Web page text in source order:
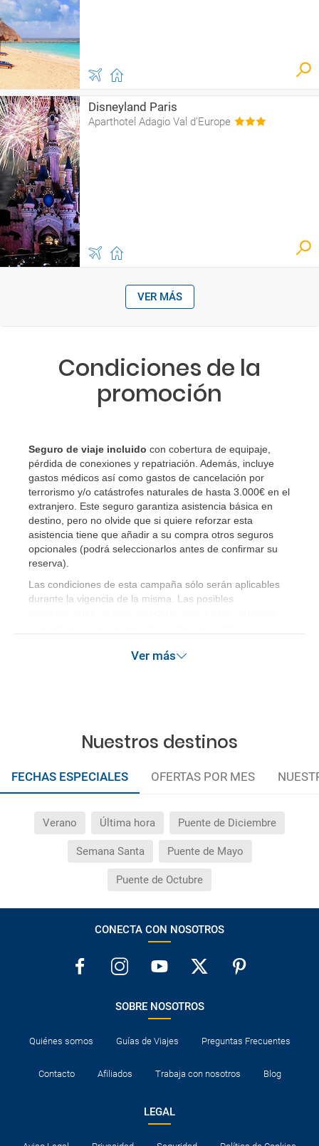
Disneyland Paris
Aparthotel Adagio Val d'Europe
VER MÁS
Condiciones de la
promoción
Seguro de viaje incluido con cobertura de equipaje,
pérdida de conexiones y repatriación. Además, incluye
gastos médicos así como gastos de cancelación por
terrorismo y/o catástrofes naturales de hasta 3.000€ en el
extranjero. Este seguro garantiza asistencia básica en
destino, pero no olvide que si quiere reforzar esta
asistencia tiene que añadir a su compra otros seguros
opcionales (podrá seleccionarlos antes de confirmar su
reserva)
Las condiciones de esta campaña sólo serán aplicables
durante la vigencia de la misma. Las posibles
Ver más
Nuestros destinos
FECHAS ESPECIALES OFERTAS POR MES
Verano Última hora Puente de Diciembre
Semana Santa Puente de Mayo
Puente de Octubre
CONECTA CON NOSOTROS
SOBRE NOSOTROS
Quiénes somos Guías de Viajes Preguntas Frecuentes
Contacto Afiliados Trabaja con nosotros Blog
LEGAL